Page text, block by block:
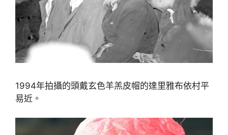
1994年拍攝的頭戴玄色羊羔皮帽的達里雅布依村平
易近。